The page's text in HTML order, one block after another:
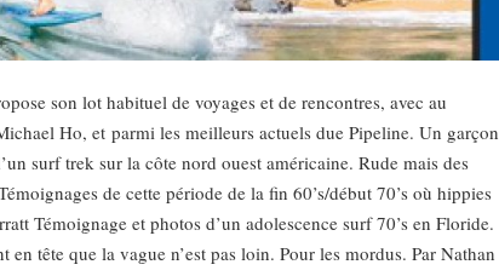
son lot habituel de voyages et de rencontres, avec au
Ho, et parmi les meilleurs actuels due Pipeline. Un garçon
surf trek sur la côte nord ouest américaine. Rude mais des
de cette période de la fin 60’s/début 70’s où hippies
Témoignage et photos d’un adolescence surf 70’s en Floride.
en tête que la vague n’est pas loin. Pour les mordus. Par Nathan